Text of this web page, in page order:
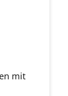
mit